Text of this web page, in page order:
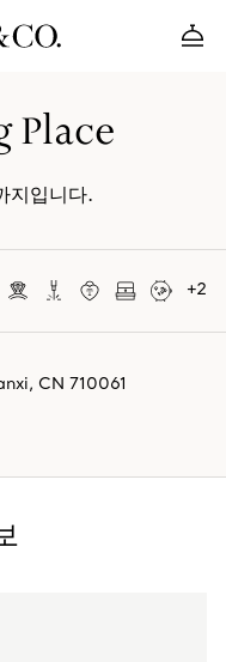
Place
지입니다.
+2
CN 710061